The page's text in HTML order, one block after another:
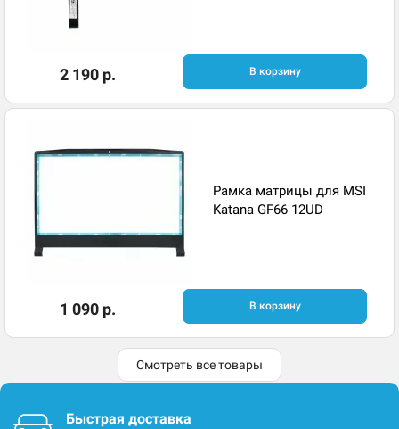
2 190 р. В корзину
Рамка матрицы для MSI
Katana GF66 12UD
1 090 р. В корзину
Смотреть все товары
Быстрая доставка